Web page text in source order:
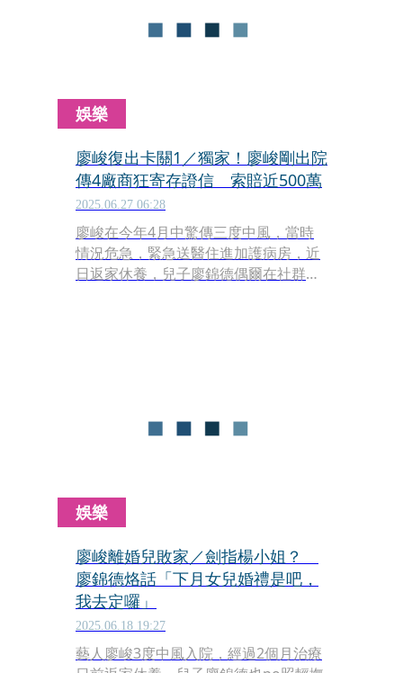
娛樂
廖峻復出卡關1／獨家！廖峻剛出院
傳4廠商狂寄存證信 索賠近500萬
2025.06.27 06:28
廖峻在今年4月中驚傳三度中風，當時
情況危急，緊急送醫住進加護病房，近
日返家休養，兒子廖錦德偶爾在社群曬
娛樂
廖峻離婚兒敗家／劍指楊小姐？
廖錦德烙話「下月女兒婚禮是吧，
我去定囉」
2025.06.18 19:27
藝人廖峻3度中風入院，經過2個月治療